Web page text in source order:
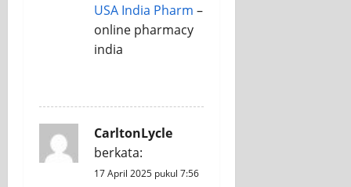
USA India Pharm –
online pharmacy
india
CarltonLycle
berkata:
17 April 2025 pukul 7:56